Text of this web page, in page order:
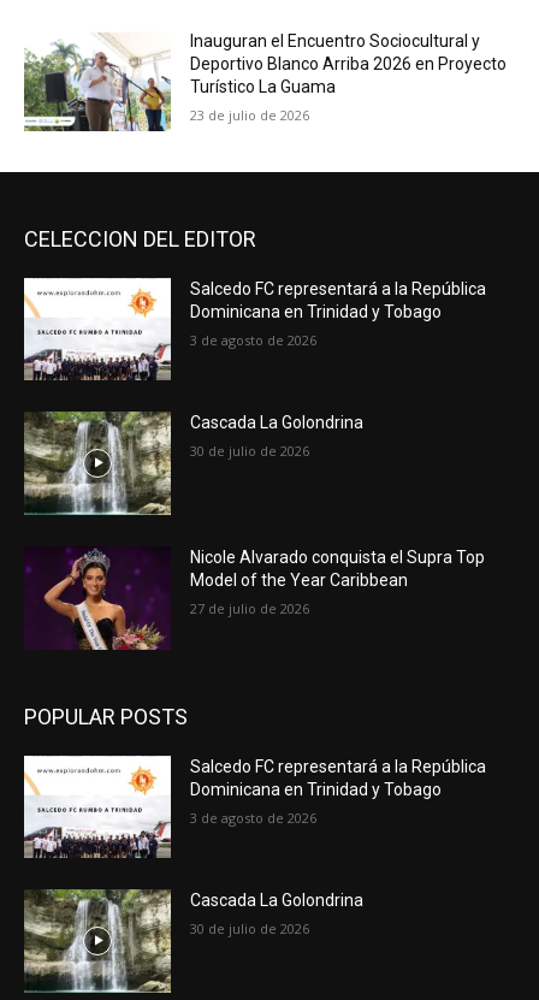
Inauguran el Encuentro Sociocultural y
Deportivo Blanco Arriba 2026 en Proyecto
Turístico La Guama
23 de julio de 2026
CELECCION DEL EDITOR
Salcedo FC representará a la República
Dominicana en Trinidad y Tobago
3 de agosto de 2026
Cascada La Golondrina
30 de julio de 2026
Nicole Alvarado conquista el Supra Top
Model of the Year Caribbean
27 de julio de 2026
POPULAR POSTS
Salcedo FC representará a la República
Dominicana en Trinidad y Tobago
3 de agosto de 2026
Cascada La Golondrina
30 de julio de 2026